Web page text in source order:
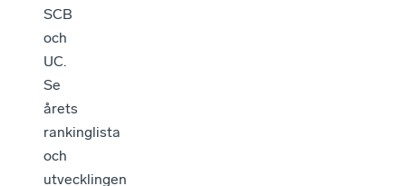
SCB
och
UC.
Se
årets
rankinglista
och
utvecklingen